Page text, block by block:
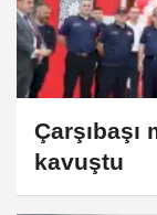
kavuştu